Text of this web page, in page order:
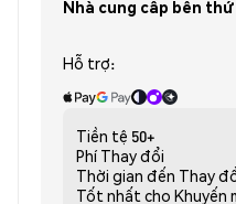
Nhà cung cấp bên thứ
Hỗ trợ:
Tiền tệ 50+
Phí Thay đổi
Thời gian đến Thay
Tốt nhất cho Khuyến